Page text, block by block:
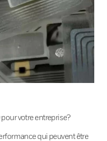
votre entreprise?
qui peuvent être